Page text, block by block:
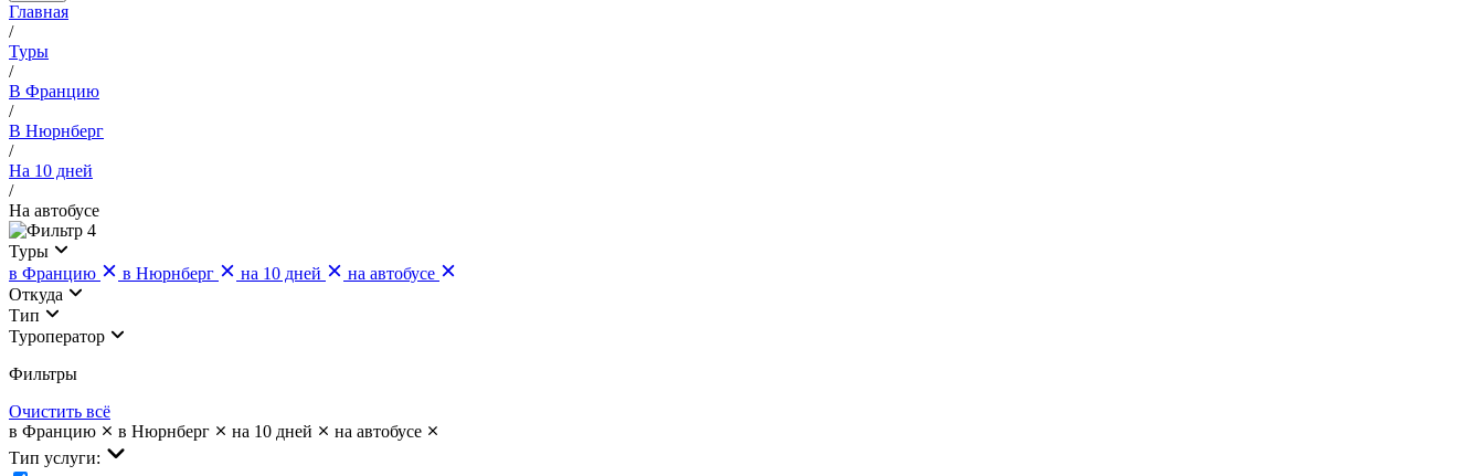
Главная
/
Туры
/
В Францию
/
В Нюрнберг
/
На 10 дней
/
На автобусе
4
Туры
в Францию
в Нюрнберг на 10 дней
на автобусе
Откуда
Тип
Туроператор
Фильтры
Очистить всё
в Францию
в Нюрнберг на 10 дней
на автобусе
Тип услуги: